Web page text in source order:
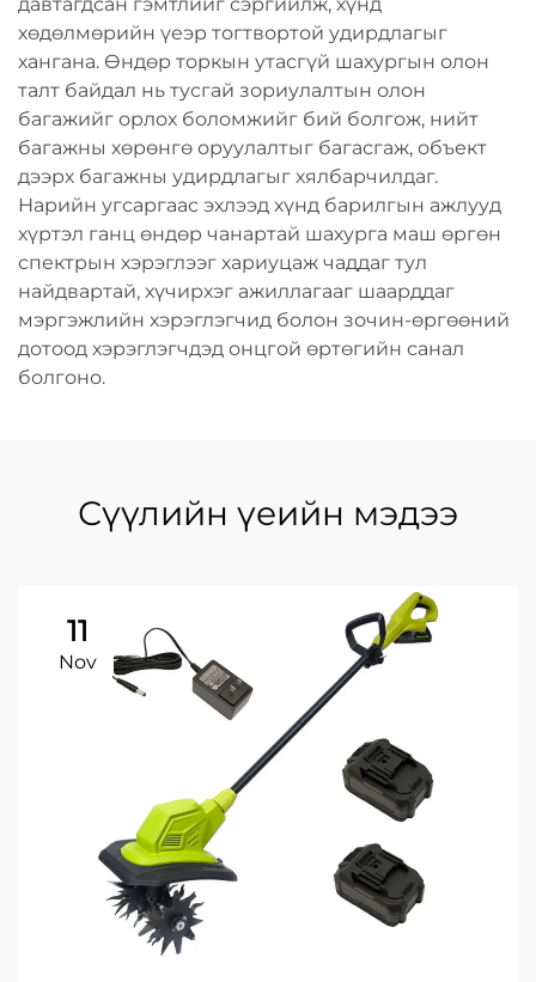
хөдөлмөрийн үеэр тогтвортой удирдлагыг
хангана. Өндөр торкын утасгүй шахургын олон
талт байдал нь тусгай зориулалтын олон
багажийг орлох боломжийг бий болгож, нийт
багажны хөрөнгө оруулалтыг багасгаж, объект
дээрх багажны удирдлагыг хялбарчилдаг.
Нарийн угсаргаас эхлээд хүнд барилгын ажлууд
хүртэл ганц өндөр чанартай шахурга маш өргөн
спектрын хэрэглээг хариуцаж чаддаг тул
найдвартай, хүчирхэг ажиллагааг шаарддаг
мэргэжлийн хэрэглэгчид болон зочин-өргөөний
дотоод хэрэглэгчдэд онцгой өртөгийн санал
болгоно.
Сүүлийн үеийн мэдээ
11
Nov